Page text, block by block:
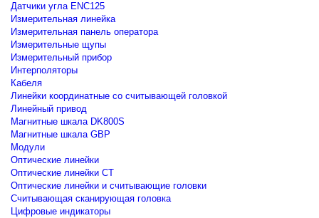
Датчики угла ENC125
Измерительная линейка
Измерительная панель оператора
Измерительные щупы
Измерительный прибор
Интерполяторы
Кабеля
Линейки координатные со считывающей головкой
Линейный привод
Магнитные шкала DK800S
Магнитные шкала GBP
Модули
Оптические линейки
Оптические линейки CT
Оптические линейки и считывающие головки
Считывающая сканирующая головка
Цифровые индикаторы